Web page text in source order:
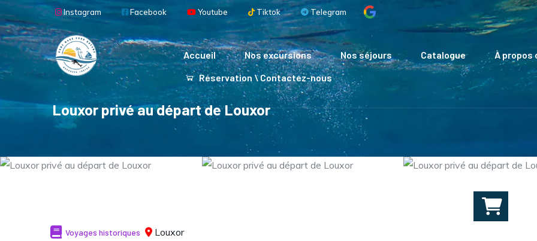
Aller au contenu principal
Instagram Facebook Youtube Tiktok
Telegram
Main navigation
Accueil Nos excursions Nos séjours Catalogue
À propos
Réservation \ Contactez-nous
Louxor privé au départ de Louxor
Voyages historiques Louxor